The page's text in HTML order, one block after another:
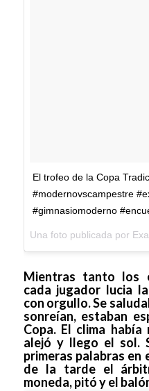
El trofeo de la Copa
#modernovscampestre
#gimnasiomoderno
Mientras tanto los
cada jugador lucia
con orgullo. Se
sonreían, estaban
Copa. El clima
alejó y llego el sol.
primeras palabras en
de la tarde el
moneda, pitó y el